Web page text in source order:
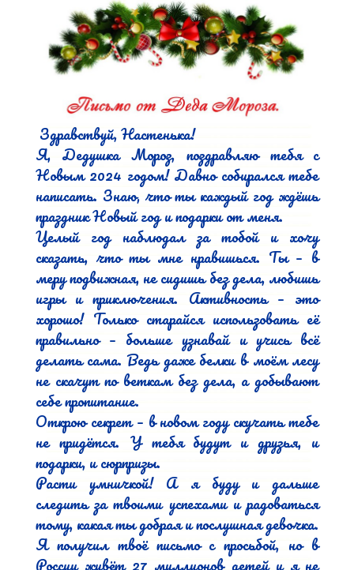
Я, Дедушка Мороз, поздравляю тебя с
Новым 2024 годом! Давно собирался тебе
написать. Знаю, что ты каждый год ждёшь
праздник Новый год и подарки от меня.
Целый год наблюдал за тобой и хочу
сказать, что ты мне нравишься. Ты – в
меру подвижная, не сидишь без дела, любишь
игры и приключения. Активность – это
хорошо! Только старайся использовать её
правильно – больше узнавай и учись всё
делать сама. Ведь даже белки в моём лесу
не скачут по веткам без дела, а добывают
себе пропитание.
Открою секрет – в новом году скучать тебе
не придётся. У тебя будут и друзья, и
подарки, и сюрпризы.
Расти умничкой! А я буду и дальше
следить за твоими успехами и радоваться
тому, какая ты добрая и послушная девочка.
Я получил твоё письмо с просьбой, но в